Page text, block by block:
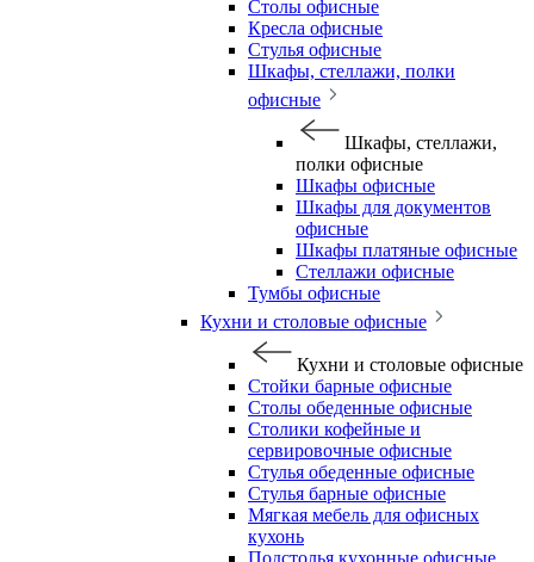
Столы офисные
Кресла офисные
Стулья офисные
Шкафы, стеллажи, полки
офисные
Шкафы, стеллажи,
полки офисные
Шкафы офисные
Шкафы для документов
офисные
Шкафы платяные офисные
Стеллажи офисные
Тумбы офисные
Кухни и столовые офисные
Кухни и столовые офисные
Стойки барные офисные
Столы обеденные офисные
Столики кофейные и
сервировочные офисные
Стулья обеденные офисные
Стулья барные офисные
Мягкая мебель для офисных
кухонь
Подстолья кухонные офисные